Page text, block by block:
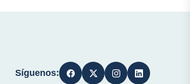
Síguenos: